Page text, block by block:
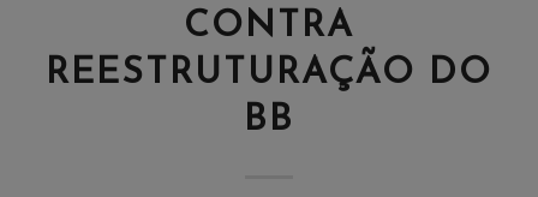
CONTRA
REESTRUTURAÇÃO DO
BB